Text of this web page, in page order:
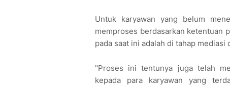
Untuk karyawan yang belum
memproses berdasarkan ketentuan
pada saat ini adalah di tahap mediasi
"Proses ini tentunya juga telah
kepada para karyawan yang